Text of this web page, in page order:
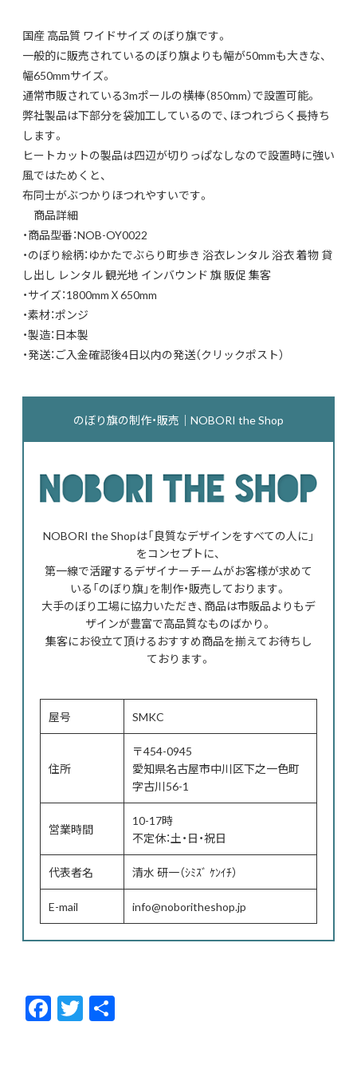
国産 高品質 ワイドサイズ のぼり旗です。
一般的に販売されているのぼり旗よりも幅が50mmも大きな、
幅650mmサイズ。
通常市販されている3mポールの横棒（850mm）で設置可能。
弊社製品は下部分を袋加工しているので、ほつれづらく長持ち
します。
ヒートカットの製品は四辺が切りっぱなしなので設置時に強い
風ではためくと、
布同士がぶつかりほつれやすいです。
商品詳細
・商品型番：NOB-OY0022
・のぼり絵柄：ゆかたでぶらり町歩き 浴衣レンタル 浴衣 着物 貸
し出し レンタル 観光地 インバウンド 旗 販促 集客
・サイズ：1800mmＸ650mm
・素材：ポンジ
・製造：日本製
・発送：ご入金確認後4日以内の発送（クリックポスト）
のぼり旗の制作・販売｜NOBORI the Shop
NOBORI the Shopは「良質なデザインをすべての人に」
をコンセプトに、
第一線で活躍するデザイナーチームがお客様が求めて
いる「のぼり旗」を制作・販売しております。
大手のぼり工場に協力いただき、商品は市販品よりもデ
ザインが豊富で高品質なものばかり。
集客にお役立て頂けるおすすめ商品を揃えてお待ちし
ております。
屋号 SMKC
住所
〒454-0945
愛知県名古屋市中川区下之一色町
字古川56-1
営業時間
10-17時
不定休：土・日・祝日
代表者名 清水 研一（ｼﾐｽﾞ ｹﾝｲﾁ）
E-mail info@noboritheshop.jp
F
ac
T
w